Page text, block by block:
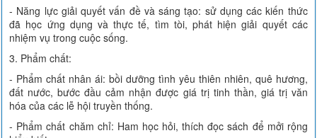
- Năng lực giải quyết vấn đề và sáng tạo: sử dụng các kiến thức
đã học ứng dụng và thực tế, tìm tòi, phát hiện giải quyết các
nhiệm vụ trong cuộc sống.
3. Phẩm chất:
- Phẩm chất nhân ái: bồi dưỡng tình yêu thiên nhiên, quê hương,
đất nước, bước đầu cảm nhận được giá trị tinh thần, giá trị văn
hóa của các lễ hội truyền thống.
- Phẩm chất chăm chỉ: Ham học hỏi, thích đọc sách để mởi rộng